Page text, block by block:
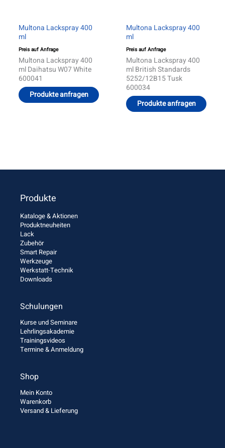
Multona Lackspray 400
ml
Preis auf Anfrage
Multona Lackspray 400
ml Daihatsu W07 White
600041
Produkte anfragen
Multona Lackspray 400
ml
Preis auf Anfrage
Multona Lackspray 400
ml British Standards
5252/12B15 Tusk
600034
Produkte anfragen
Produkte
Kataloge & Aktionen
Produktneuheiten
Lack
Zubehör
Smart Repair
Werkzeuge
Werkstatt-Technik
Downloads
Schulungen
Kurse und Seminare
Lehrlingsakademie
Trainingsvideos
Termine & Anmeldung
Shop
Mein Konto
Warenkorb
Versand & Lieferung